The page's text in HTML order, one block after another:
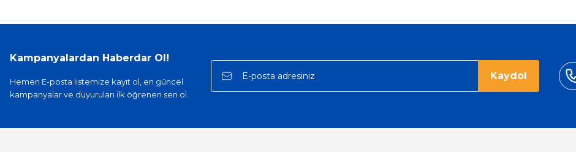
Kampanyalardan Haberdar Ol!
Hemen E-posta listemize kayıt ol, en güncel
kampanyalar ve duyuruları ilk öğrenen sen ol.
Kaydol